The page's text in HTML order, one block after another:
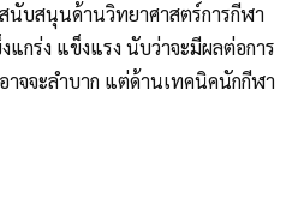
นับสนุนด้านวิทยาศาสตร์การกีฬา
แกร่ง แข็งแรง นับว่าจะมีผลต่อการ
าจจะลำบาก แต่ด้านเทคนิคนักกีฬา